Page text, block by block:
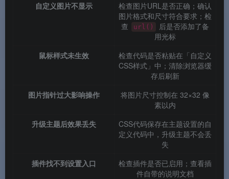
自定义图片不显示
检查图片URL是否正确；确认
图片格式和尺寸符合要求；检
查
url()
后是否添加了备
用光标
鼠标样式未生效
检查代码是否粘贴在「自定义
CSS样式」中；清除浏览器缓
存后刷新
图片指针过大影响操作
将图片尺寸控制在 32×32 像
素以内
升级主题后效果丢失
CSS代码保存在主题设置的自
定义代码中，升级主题不会丢
失
插件找不到设置入口
检查插件是否已启用；查看插
件自带的说明文档